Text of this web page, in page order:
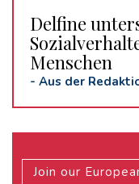
Delfine
Menschen
- Aus der
Join our